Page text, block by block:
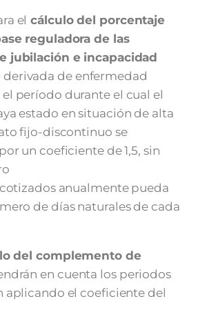
el cálculo del porcentaje
reguladora de las
jubilación e incapacidad
derivada de enfermedad
período durante el cual el
estado en situación de alta
fijo-discontinuo se
un coeficiente de 1,5, sin
anualmente pueda
de días naturales de cada
del complemento de
en cuenta los periodos
aplicando el coeficiente del